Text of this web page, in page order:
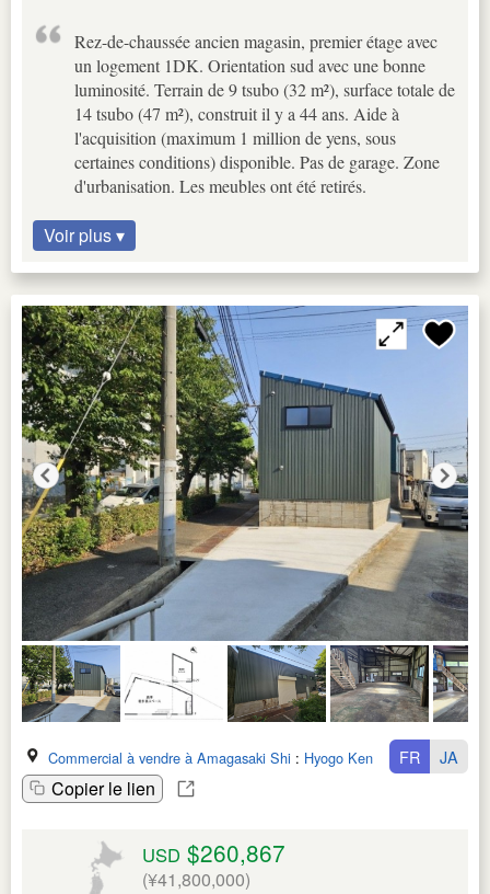
Rez-de-chaussée ancien magasin, premier étage avec
un logement 1DK. Orientation sud avec une bonne
luminosité. Terrain de 9 tsubo (32 m²), surface totale de
14 tsubo (47 m²), construit il y a 44 ans. Aide à
l'acquisition (maximum 1 million de yens, sous
certaines conditions) disponible. Pas de garage. Zone
d'urbanisation. Les meubles ont été retirés.
Voir plus ▾
Commercial à vendre à Amagasaki Shi : Hyogo Ken
Copier le lien
FR JA
USD $260,867
(¥41,800,000)